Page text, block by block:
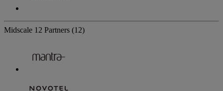
Midscale 12 Partners (12)